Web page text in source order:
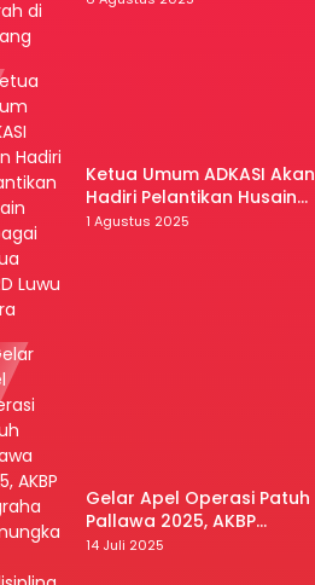
Ketua Umum ADKASI Akan
Hadiri Pelantikan Husain
Sebagai Ketua DPRD Luwu
1 Agustus 2025
Gelar Apel Operasi Patuh
Pallawa 2025, AKBP
Nugraha Pamungkas:
14 Juli 2025